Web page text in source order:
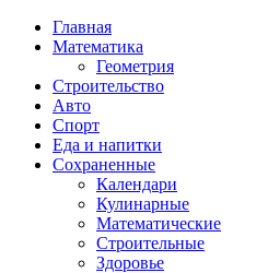
Главная
Математика
Геометрия
Строительство
Авто
Спорт
Еда и напитки
Сохраненные
Календари
Кулинарные
Математические
Строительные
Здоровье